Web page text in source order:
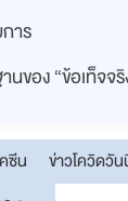
าร
ของ “ข้อเท็จจริ
ซีน ข่าวโควิดวั